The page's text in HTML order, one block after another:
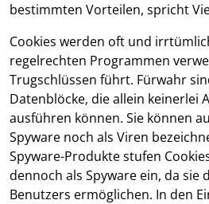
bestimmten Vorteilen, spricht
Cookies werden oft und
regelrechten Programmen
Trugschlüssen führt. Fürwahr
Datenblöcke, die allein keinerlei
ausführen können. Sie können
Spyware noch als Viren
Spyware-Produkte stufen
dennoch als Spyware ein, da sie
Benutzers ermöglichen. In den